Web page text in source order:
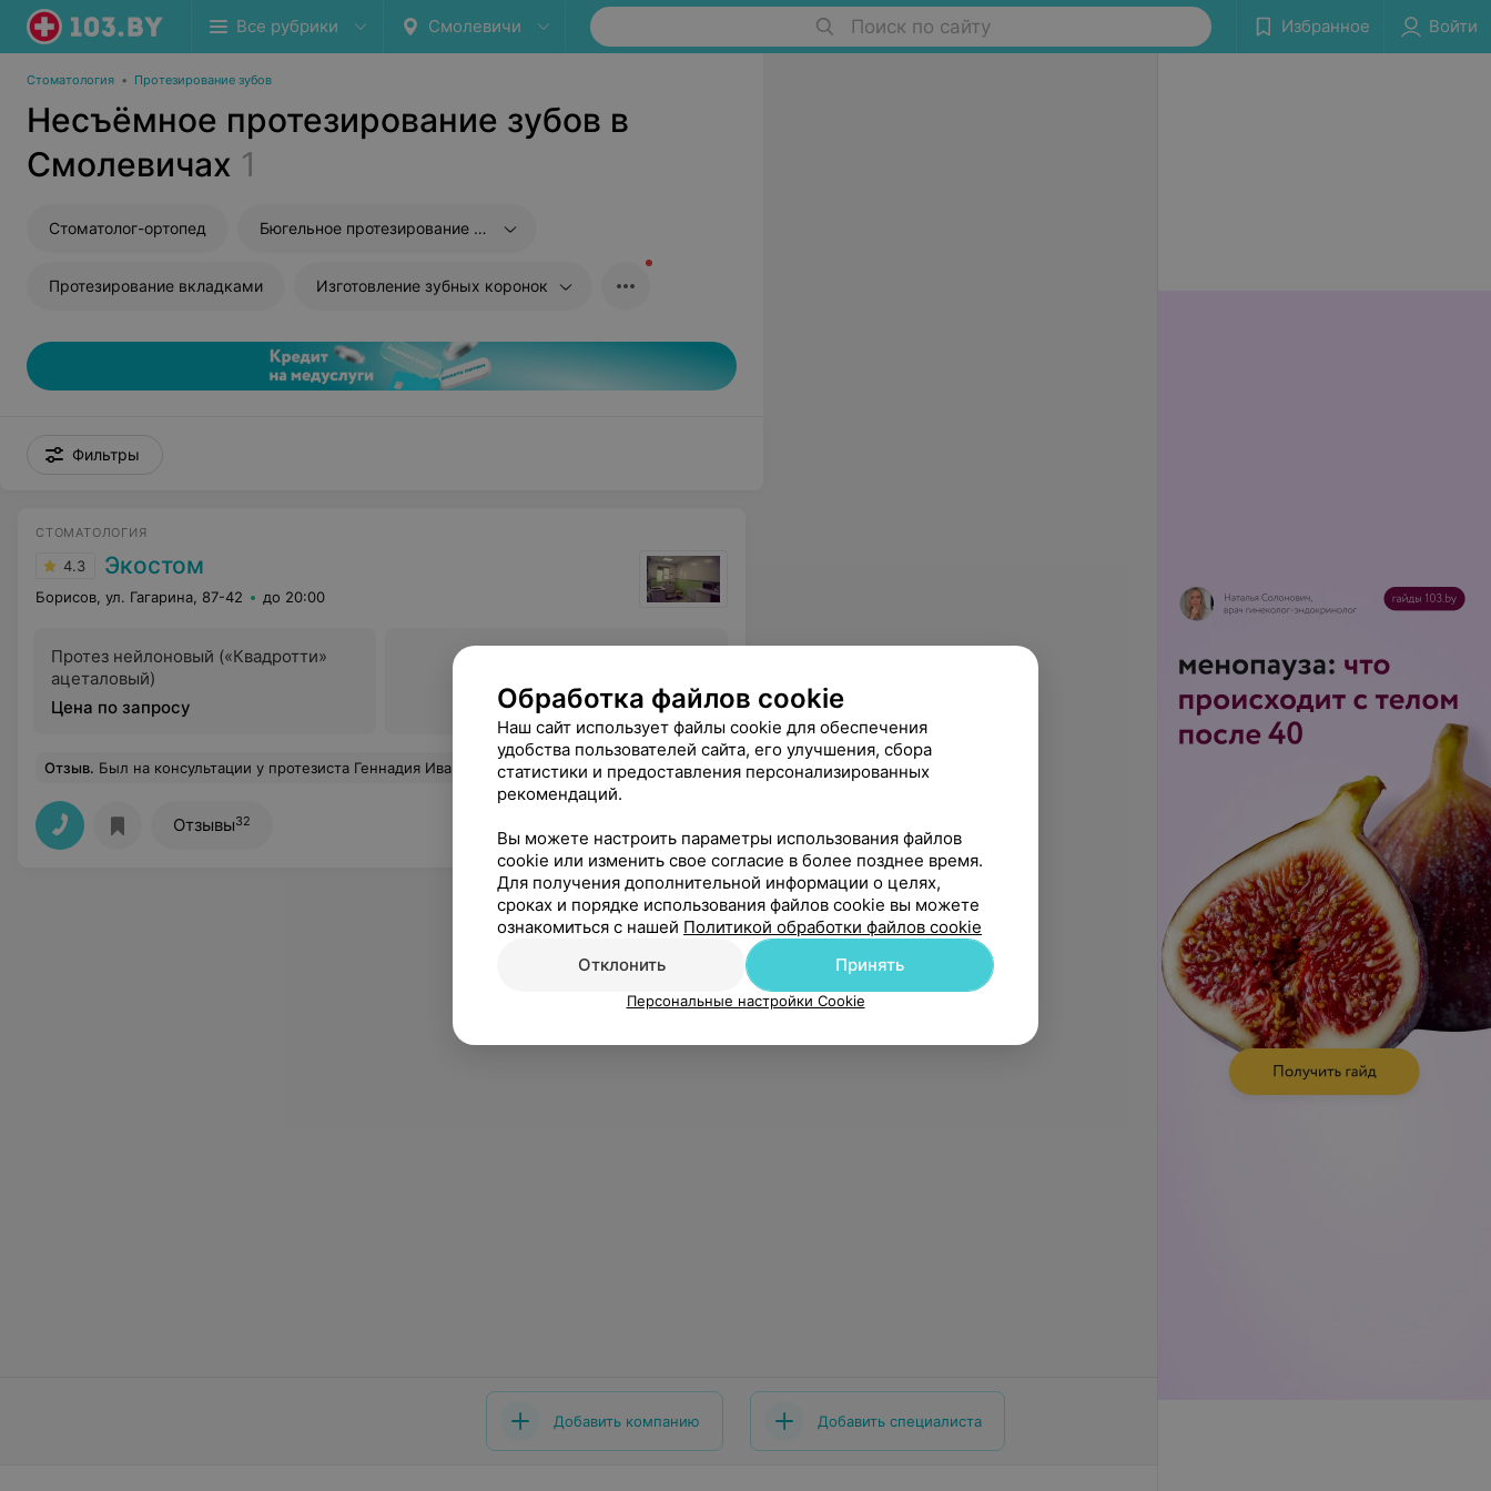
Все рубрики Смолевичи Поиск по сайту Избранное Войти
Стоматология • Протезирование зубов
Несъёмное протезирование зубов в
Смолевичах 1
Стоматолог-ортопед Бюгельное протезирование зубов
Протезирование вкладками Изготовление зубных коронок
Фильтры
СТОМАТОЛОГИЯ
4.3 Экостом
Борисов, ул. Гагарина, 87-42 до 20:00
Протез нейлоновый («Квадротти»
ацеталовый)
Цена по запросу
Отзыв. Был на консультации у протезиста Геннадия Ивановича, сразу не понравилось, что после предыдущего пациента не помыл руки, ни чем необработал сразу стал осматривать меня, можно было хотя бы перчатки одеть... Еще
Отзывы32
Добавить компанию Добавить специалиста
Обработка файлов cookie
Наш сайт использует файлы cookie для обеспечения
удобства пользователей сайта, его улучшения, сбора
статистики и предоставления персонализированных
рекомендаций.
Вы можете настроить параметры использования файлов
cookie или изменить свое согласие в более позднее время.
Для получения дополнительной информации о целях,
сроках и порядке использования файлов cookie вы можете
ознакомиться с нашей Политикой обработки файлов cookie
Отклонить
Принять
Персональные настройки Cookie